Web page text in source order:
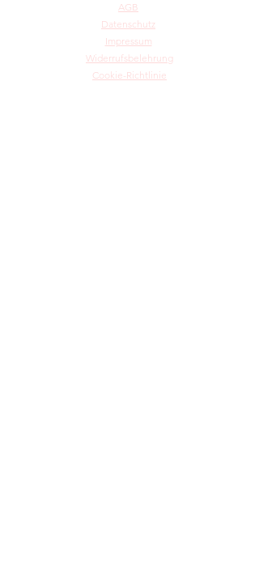
AGB
Datenschutz
Impressum
Widerrufsbelehrung
Cookie-Richtlinie